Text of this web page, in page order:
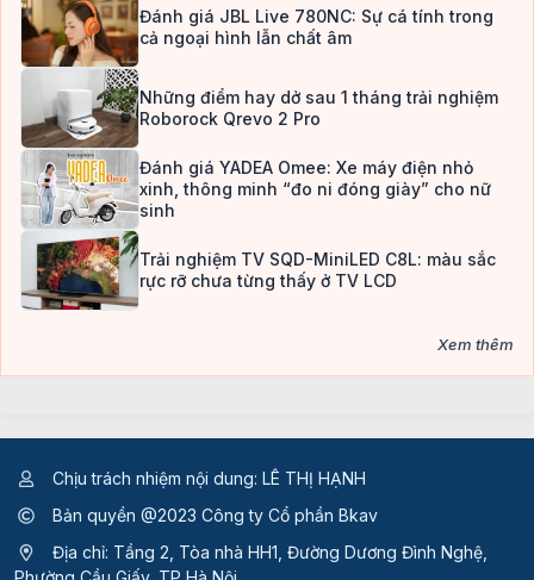
Đánh giá JBL Live 780NC: Sự cá tính trong
cả ngoại hình lẫn chất âm
Những điểm hay dở sau 1 tháng trải nghiệm
Roborock Qrevo 2 Pro
Đánh giá YADEA Omee: Xe máy điện nhỏ
xinh, thông minh “đo ni đóng giày” cho nữ
sinh
Trải nghiệm TV SQD-MiniLED C8L: màu sắc
rực rỡ chưa từng thấy ở TV LCD
Xem thêm
Chịu trách nhiệm nội dung: LÊ THỊ HẠNH
Bản quyền @2023 Công ty Cổ phần Bkav
Địa chỉ: Tầng 2, Tòa nhà HH1, Đường Dương Đình Nghệ,